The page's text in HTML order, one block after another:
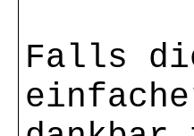
Falls